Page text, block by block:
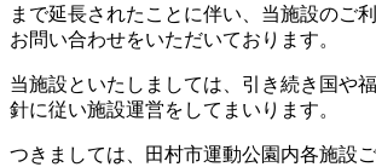
まで延長されたことに伴い、当施設のご
お問い合わせをいただいております。
当施設といたしましては、引き続き国や
針に従い施設運営をしてまいります。
つきましては、田村市運動公園内各施設